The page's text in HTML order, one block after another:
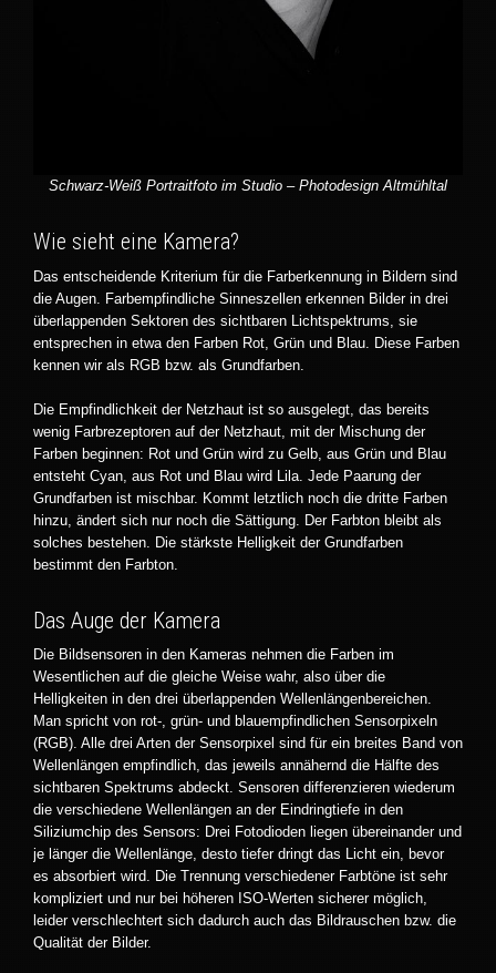
Schwarz-Weiß Portraitfoto im Studio – Photodesign Altmühltal
Wie sieht eine Kamera?
Das entscheidende Kriterium für die Farberkennung in Bildern sind
die Augen. Farbempfindliche Sinneszellen erkennen Bilder in drei
überlappenden Sektoren des sichtbaren Lichtspektrums, sie
entsprechen in etwa den Farben Rot, Grün und Blau. Diese Farben
kennen wir als RGB bzw. als Grundfarben.
Die Empfindlichkeit der Netzhaut ist so ausgelegt, das bereits
wenig Farbrezeptoren auf der Netzhaut, mit der Mischung der
Farben beginnen: Rot und Grün wird zu Gelb, aus Grün und Blau
entsteht Cyan, aus Rot und Blau wird Lila. Jede Paarung der
Grundfarben ist mischbar. Kommt letztlich noch die dritte Farben
hinzu, ändert sich nur noch die Sättigung. Der Farbton bleibt als
solches bestehen. Die stärkste Helligkeit der Grundfarben
bestimmt den Farbton.
Das Auge der Kamera
Die Bildsensoren in den Kameras nehmen die Farben im
Wesentlichen auf die gleiche Weise wahr, also über die
Helligkeiten in den drei überlappenden Wellenlängenbereichen.
Man spricht von rot-, grün- und blauempfindlichen Sensorpixeln
(RGB). Alle drei Arten der Sensorpixel sind für ein breites Band von
Wellenlängen empfindlich, das jeweils annähernd die Hälfte des
sichtbaren Spektrums abdeckt. Sensoren differenzieren wiederum
die verschiedene Wellenlängen an der Eindringtiefe in den
Siliziumchip des Sensors: Drei Fotodioden liegen übereinander und
je länger die Wellenlänge, desto tiefer dringt das Licht ein, bevor
es absorbiert wird. Die Trennung verschiedener Farbtöne ist sehr
kompliziert und nur bei höheren ISO-Werten sicherer möglich,
leider verschlechtert sich dadurch auch das Bildrauschen bzw. die
Qualität der Bilder.